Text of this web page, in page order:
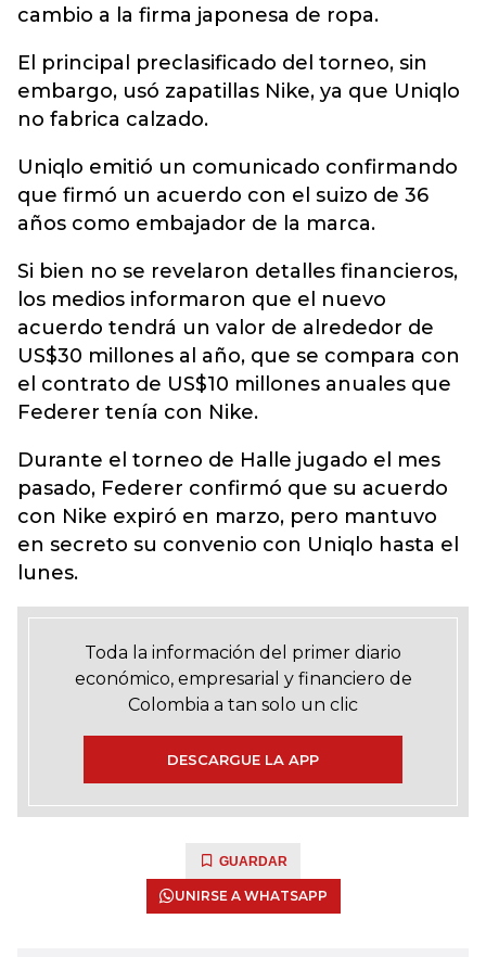
cambio a la firma japonesa de ropa.
El principal preclasificado del torneo, sin
embargo, usó zapatillas Nike, ya que Uniqlo
no fabrica calzado.
Uniqlo emitió un comunicado confirmando
que firmó un acuerdo con el suizo de 36
años como embajador de la marca.
Si bien no se revelaron detalles financieros,
los medios informaron que el nuevo
acuerdo tendrá un valor de alrededor de
US$30 millones al año, que se compara con
el contrato de US$10 millones anuales que
Federer tenía con Nike.
Durante el torneo de Halle jugado el mes
pasado, Federer confirmó que su acuerdo
con Nike expiró en marzo, pero mantuvo
en secreto su convenio con Uniqlo hasta el
lunes.
Toda la información del primer diario
económico, empresarial y financiero de
Colombia a tan solo un clic
DESCARGUE LA APP
GUARDAR
UNIRSE A WHATSAPP